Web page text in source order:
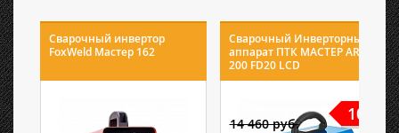
Сварочный инвертор
FoxWeld Мастер 162
Сварочный Инверторный
аппарат ПТК МАСТЕР ARC
200 FD20 LCD
10%
14 460 руб.